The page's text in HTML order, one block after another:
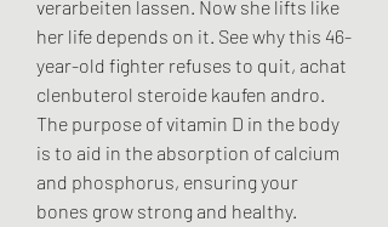
verarbeiten lassen. Now she lifts like
her life depends on it. See why this 46-
year-old fighter refuses to quit, achat
clenbuterol steroide kaufen andro.
The purpose of vitamin D in the body
is to aid in the absorption of calcium
and phosphorus, ensuring your
bones grow strong and healthy.